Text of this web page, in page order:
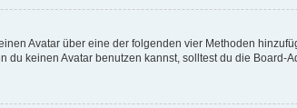
Avatar über eine der folgenden vier Methoden
keinen Avatar benutzen kannst, solltest du die Board-